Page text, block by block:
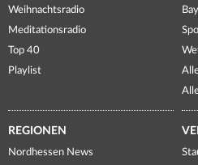
Weihnachtsradio
Meditationsradio
Top 40
Playlist
REGIONEN
Nordhessen News